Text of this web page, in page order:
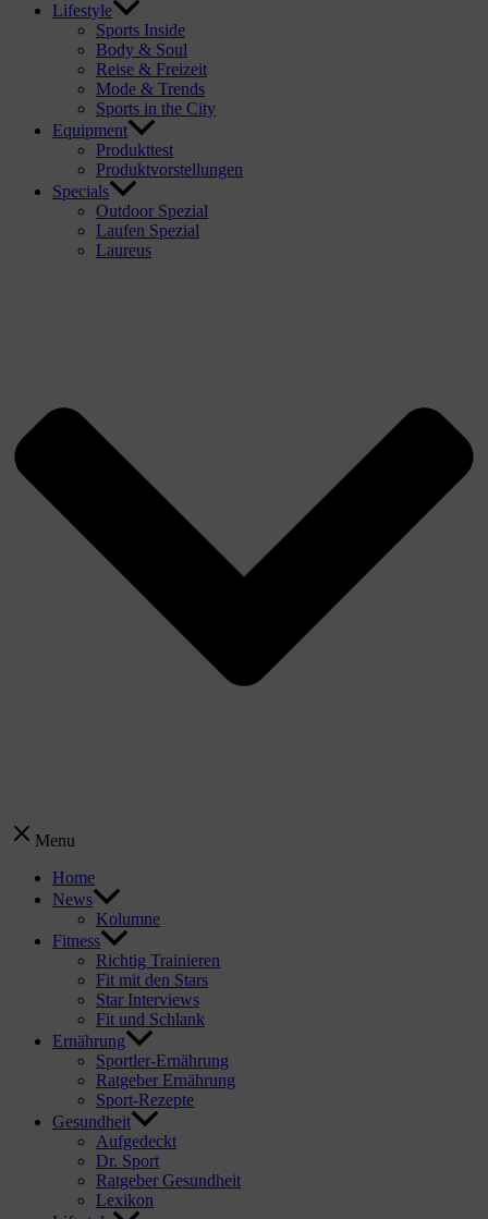
Lifestyle
Sports Inside
Body & Soul
Reise & Freizeit
Mode & Trends
Sports in the City
Equipment
Produkttest
Produktvorstellungen
Specials
Outdoor Spezial
Laufen Spezial
Laureus
Menu
Home
News
Kolumne
Fitness
Richtig Trainieren
Fit mit den Stars
Star Interviews
Fit und Schlank
Ernährung
Sportler-Ernährung
Ratgeber Ernährung
Sport-Rezepte
Gesundheit
Aufgedeckt
Dr. Sport
Ratgeber Gesundheit
Lexikon